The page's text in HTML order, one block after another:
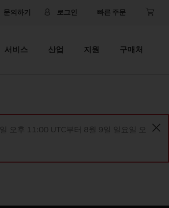
문의하기 로그인 빠른 주문
서비스 산업 지원 구매처
오후 11:00 UTC부터 8월 9일 일요일 오